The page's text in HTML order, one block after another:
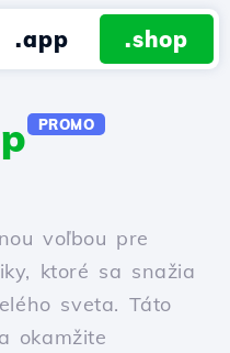
.app .shop
PROMO
voľbou pre
ktoré sa snažia
sveta. Táto
okamžite